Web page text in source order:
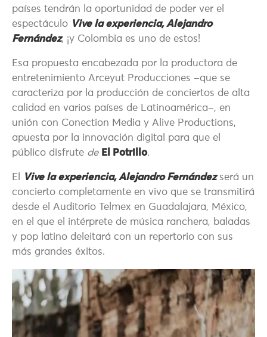
países tendrán la oportunidad de poder ver el
espectáculo Vive la experiencia, Alejandro
Fernández, ¡y Colombia es uno de estos!
Esa propuesta encabezada por la productora de
entretenimiento Arceyut Producciones –que se
caracteriza por la producción de conciertos de alta
calidad en varios países de Latinoamérica–, en
unión con Conection Media y Alive Productions,
apuesta por la innovación digital para que el
público disfrute de El Potrillo.
El Vive la experiencia, Alejandro Fernándezserá un
concierto completamente en vivo que se transmitirá
desde el Auditorio Telmex en Guadalajara, México,
en el que el intérprete de música ranchera, baladas
y pop latino deleitará con un repertorio con sus
más grandes éxitos.